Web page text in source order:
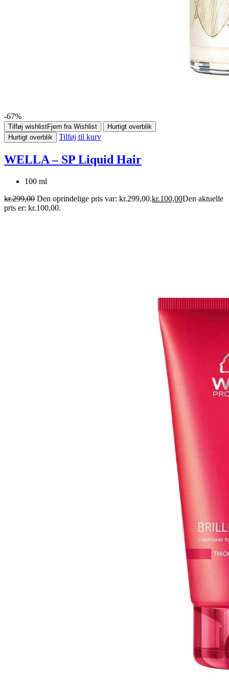
-67%
Tilføj wishlistFjern fra Wishlist
Hurtigt overblik
Hurtigt overblik
Tilføj til kurv
WELLA – SP Liquid Hair
100 ml
kr.299,00 Den oprindelige pris var: kr.299,00.kr.100,00Den aktuelle
pris er: kr.100,00.